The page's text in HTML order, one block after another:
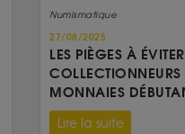
Numismatique
27/08/2025
LES PIÈGES À
COLLECTIONNEURS
MONNAIES
Lire la suite